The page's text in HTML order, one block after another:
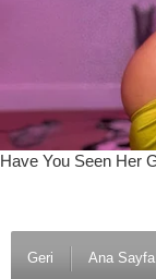
Geri Ana Sayfa